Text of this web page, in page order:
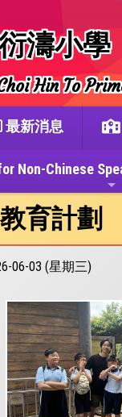
濤小學
Hin To
最新消息
Non-Chinese
育計劃
06-03 (星期三)